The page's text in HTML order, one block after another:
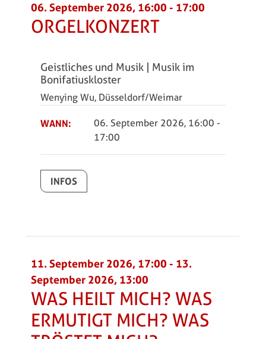
06. September 2026, 16:00 - 17:00
ORGELKONZERT
Geistliches und Musik | Musik im
Bonifatiuskloster
Wenying Wu, Düsseldorf/Weimar
WANN: 06. September 2026, 16:00 -
17:00
INFOS
11. September 2026, 17:00 - 13.
September 2026, 13:00
WAS HEILT MICH? WAS
ERMUTIGT MICH? WAS